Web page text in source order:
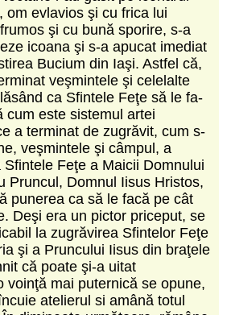
om evlavios şi cu frica lui
şi cu bună sporire, s-a
icoana şi s-a apucat imediat
Bucium din Iaşi. Astfel că,
veşmin­tele şi ce­lelalte
ca Sfin­te­le Feţe să le fa­
cum este sistemul artei
a terminat de zugrăvit, cum s-
veş­mintele şi câmpul, a
Feţe a Mai­cii Domnului
Pruncul, Domnul Iisus Hristos,
punerea ca să le facă pe cât
Deşi era un pictor priceput, se
la zugrăvirea Sfintelor Feţe
şi a Pruncului Iisus din braţele
că poate şi-a uitat
voinţă mai puternică se opune,
atelierul si amână totul